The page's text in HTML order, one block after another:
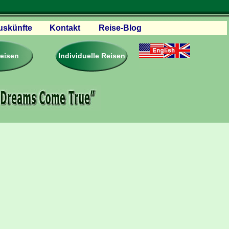
– Reviews
Firmen & Links
Kontakt Reise-Blog
Individuelle Reisen